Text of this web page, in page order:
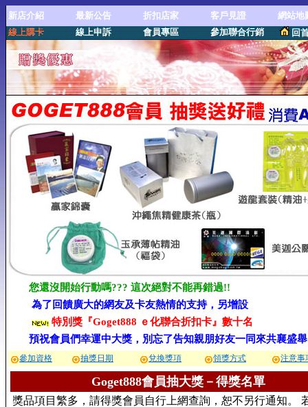
新店介紹 最新公告 折扣店家 客戶見證
網站地
線上購卡
線上申訴 會員專區 參加聯合行銷 回
您還沒開始行動嗎??? 這次絕對不能再錯過!!
為了回饋廣大的網友及卡友熱情的支持，另增設
特別獎『Goget888 ｅ化聯合折扣卡』數十名
預祝會員們幸運中大獎，別忘了告知親朋好友一同來共襄盛舉
參加資格 抽獎日期 兌換獎項 領獎方式 注意事
Goget888會員抽大獎－得獎名單
獎品項目繁多，請得獎會員自行上網查詢，恕不另行通知。